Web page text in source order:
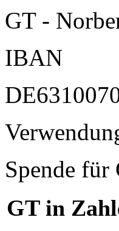
GT -
IBAN
Spende für
GT in